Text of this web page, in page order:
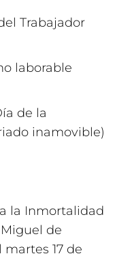
Trabajador
laborable
de la
inamovible)
la Inmortalidad
de
17 de